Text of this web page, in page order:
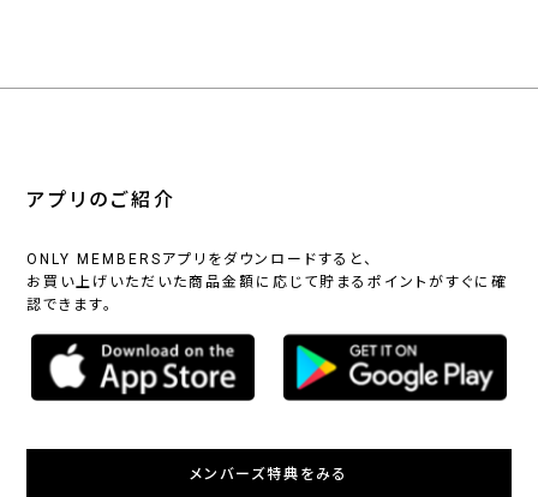
アプリのご紹介
ONLY MEMBERSアプリをダウンロードすると、
お買い上げいただいた商品金額に応じて貯まるポイントがすぐに確
認できます。
メンバーズ特典をみる